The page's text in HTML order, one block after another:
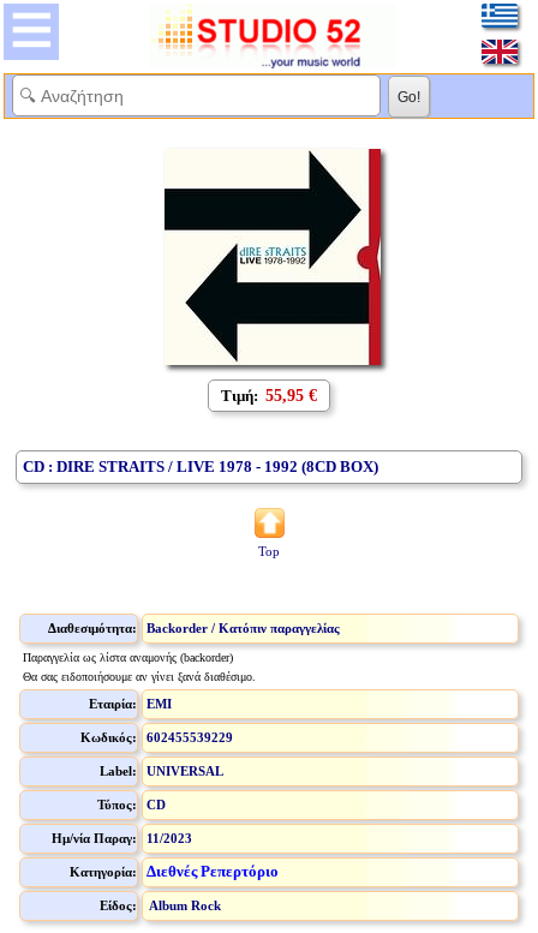
Τιμή: 55,95 €
CD : DIRE STRAITS / LIVE 1978 - 1992 (8CD BOX)
Top
Διαθεσιμότητα: Backorder / Κατόπιν παραγγελίας
Παραγγελία ως λίστα αναμονής (backorder)
Θα σας ειδοποιήσουμε αν γίνει ξανά διαθέσιμο.
Εταιρία: EMI
Κωδικός: 602455539229
Label: UNIVERSAL
Τύπος: CD
Ημ/νία Παραγ: 11/2023
Κατηγορία: Διεθνές Ρεπερτόριο
Είδος: Album Rock